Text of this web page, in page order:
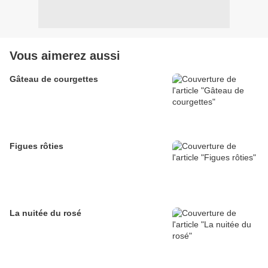
Vous aimerez aussi
Gâteau de courgettes
Figues rôties
La nuitée du rosé